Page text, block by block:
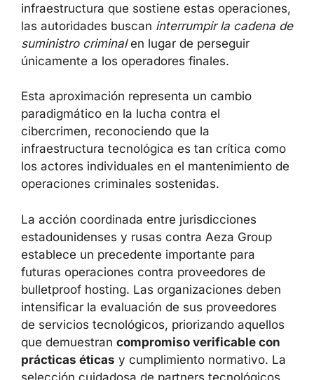
infraestructura que sostiene estas operaciones,
las autoridades buscan interrumpir la cadena de
suministro criminalen lugar de perseguir
únicamente a los operadores finales.
Esta aproximación representa un cambio
paradigmático en la lucha contra el
cibercrimen, reconociendo que la
infraestructura tecnológica es tan crítica como
los actores individuales en el mantenimiento de
operaciones criminales sostenidas.
La acción coordinada entre jurisdicciones
estadounidenses y rusas contra Aeza Group
establece un precedente importante para
futuras operaciones contra proveedores de
bulletproof hosting. Las organizaciones deben
intensificar la evaluación de sus proveedores
de servicios tecnológicos, priorizando aquellos
que demuestran compromiso verificable con
prácticas éticas y cumplimiento normativo. La
selección cuidadosa de partners tecnológicos